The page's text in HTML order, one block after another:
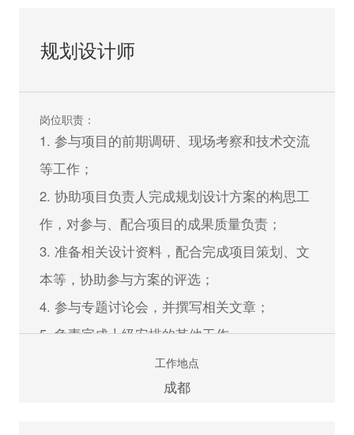
OFFICE、SU 等相关软件；
5. 具备较好的方案表现能力和较强文字功底；
规划设计师
岗位职责：
1. 参与项目的前期调研、现场考察和技术交流
等工作；
2. 协助项目负责人完成规划设计方案的构思工
作，对参与、配合项目的成果质量负责；
3. 准备相关设计资料，配合完成项目策划、文
本等，协助参与方案的评选；
4. 参与专题讨论会，并撰写相关文章；
5. 负责完成上级安排的其他工作。
工作地点
成都